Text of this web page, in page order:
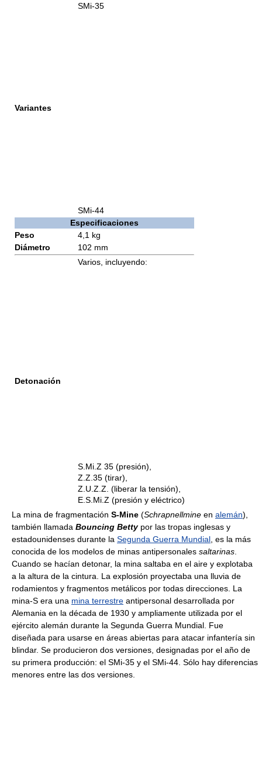
Variantes
SMi-35
SMi-44
Especificaciones
Peso
4,1 kg
Diámetro
102 mm
Detonación
Varios, incluyendo:
S.Mi.Z 35 (presión),
Z.Z.35 (tirar),
Z.U.Z.Z. (liberar la tensión),
E.S.Mi.Z (presión y eléctrico)
La mina de fragmentación S-Mine (Schrapnellmine en alemán),
también llamada Bouncing Bettypor las tropas inglesas y
estadounidenses durante la Segunda Guerra Mundial , es la más
conocida de los modelos de minas antipersonales saltarinas
Cuando se hacían detonar, la mina saltaba en el aire y explotaba
a la altura de la cintura. La explosión proyectaba una lluvia de
rodamientos y fragmentos metálicos por todas direcciones. La
mina-S era una mina terrestre antipersonal desarrollada por
Alemania en la década de 1930 y ampliamente utilizada por el
ejército alemán durante la Segunda Guerra Mundial. Fue
diseñada para usarse en áreas abiertas para atacar infantería sin
blindar. Se producieron dos versiones, designadas por el año de
su primera producción: el SMi-35 y el SMi-44. Sólo hay diferencias
menores entre las dos versiones.